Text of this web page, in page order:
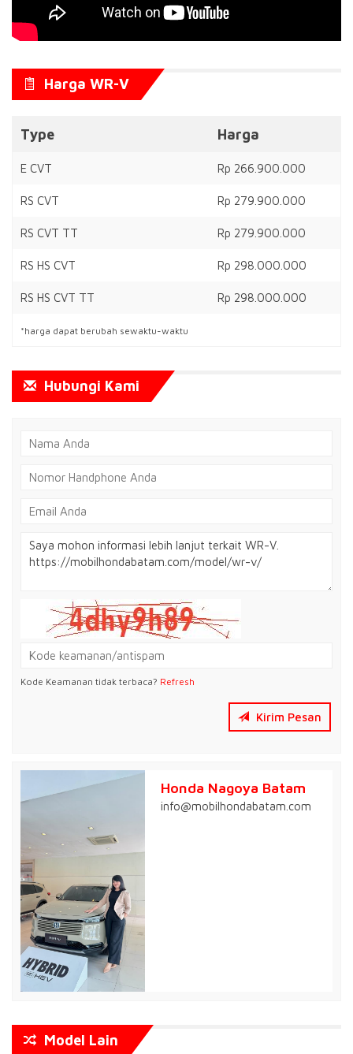
Harga WR-V
Type Harga
E CVT Rp 266.900.000
RS CVT Rp 279.900.000
RS CVT TT Rp 279.900.000
RS HS CVT Rp 298.000.000
RS HS CVT TT Rp 298.000.000
*harga dapat berubah sewaktu-waktu
Hubungi Kami
Kode Keamanan tidak terbaca? Refresh
Kirim Pesan
Honda Nagoya Batam
info@mobilhondabatam.com
Model Lain